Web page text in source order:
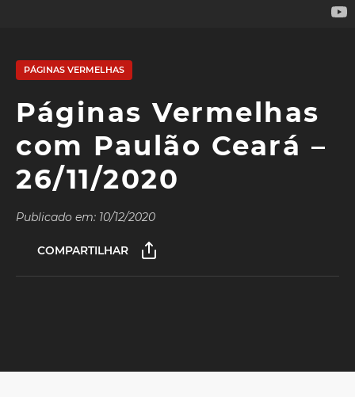
PÁGINAS VERMELHAS
Páginas Vermelhas
com Paulão Ceará –
26/11/2020
Publicado em: 10/12/2020
COMPARTILHAR